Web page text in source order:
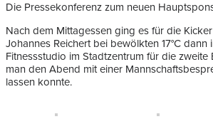
Die Pressekonferenz zum neuen
Nach dem Mittagessen ging es für die
Johannes Reichert bei bewölkten 17°C dann
Fitnessstudio im Stadtzentrum für die zweite
man den Abend mit einer
lassen konnte.